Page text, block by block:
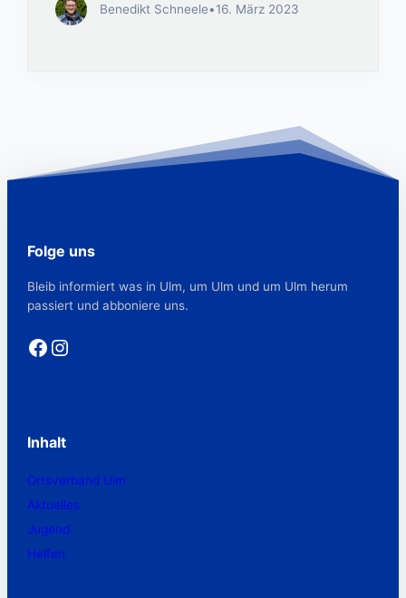
Benedikt Schneele•16. März 2023
Folge uns
Bleib informiert was in Ulm, um Ulm und um Ulm herum
passiert und abboniere uns.
Facebook Instagram
Inhalt
Ortsverband Ulm
Aktuelles
Jugend
Helfen